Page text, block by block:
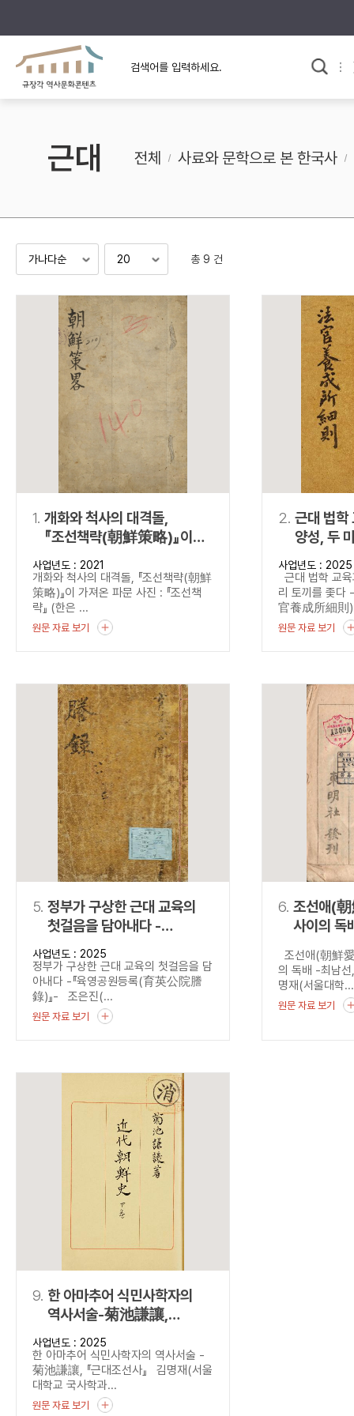
규장각의 어제와 오늘
규장각 소개영상
사료와 문학으로 본
고대
조선 후기
검색 연산자 사용안내
AND
“정조”와 “정약
OR “정조” 또는 “
“정조”가 나온
료를 검색
동시에 여러 개의 연산자를 사용할 수 있습니다.
근대 전체 사료와 문학으로 본 한국사
총 9 건
1. 개화와 척사의 대격돌,
『조선책략(朝鮮策略)』이
가져온 파문
사업년도 : 2021
개화와 척사의 대격돌, 『조선책략(朝鮮
策略)』이 가져온 파문 사진 : 『조선책
략』 (한은 ...
원문 자료 보기
2. 근대 법학
양성, 두
『법관양
(法官養
본 법관양
사업년도 : 2025
근대 법학 교
리 토끼를 좇다
官養成所細則
원문 자료 보기
5. 정부가 구상한 근대 교육의
첫걸음을 담아내다 -
『육영공원등록
(育英公院謄錄)』-
사업년도 : 2025
정부가 구상한 근대 교육의 첫걸음을 담
아내다 -『육영공원등록(育英公院謄
錄)』- 조은진(...
원문 자료 보기
6. 조선애(
사이의 독배 -최
『國民
조선애(朝鮮
의 독배 -최남
명재(서울대학...
원문 자료 보기
9. 한 아마추어 식민사학자의
역사서술-菊池謙讓,
『근대조선사』
사업년도 : 2025
한 아마추어 식민사학자의 역사서술 -
菊池謙讓, 『근대조선사』 김명재(서울
대학교 국사학과...
원문 자료 보기